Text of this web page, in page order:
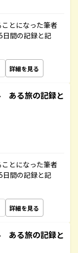
とになった筆者
日間の記録と記
詳細を見る
ある旅の記録と
とになった筆者
日間の記録と記
詳細を見る
ある旅の記録と